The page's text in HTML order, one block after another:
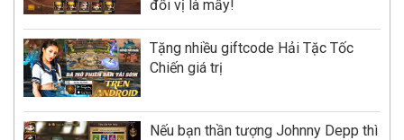
đổi vị là mấy!
Tặng nhiều giftcode Hải Tặc Tốc
Chiến giá trị
Nếu bạn thần tượng Johnny Depp thì